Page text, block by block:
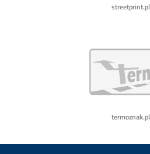
streetprint.pl
termoznak.pl